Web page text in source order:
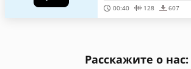
00:40 128 607
Расскажите о нас: